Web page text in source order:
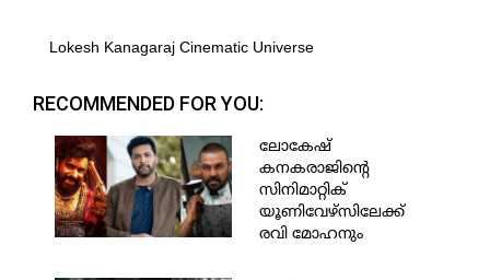
Lokesh Kanagaraj Cinematic Universe
RECOMMENDED FOR YOU:
ലോകേഷ്
കനകരാജിന്റെ
സിനിമാറ്റിക്
യൂണിവേഴ്സിലേക്ക്
രവി മോഹനും